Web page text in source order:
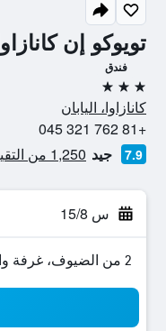
تويوكو إن
فندق
3 نجوم
كانازاوا، اليابان
+81 762 321 045
7.9 جيد 1,250 من التقييمات تم التحقق منها
س 15/8
2 من الضيوف، غرفة واحدة